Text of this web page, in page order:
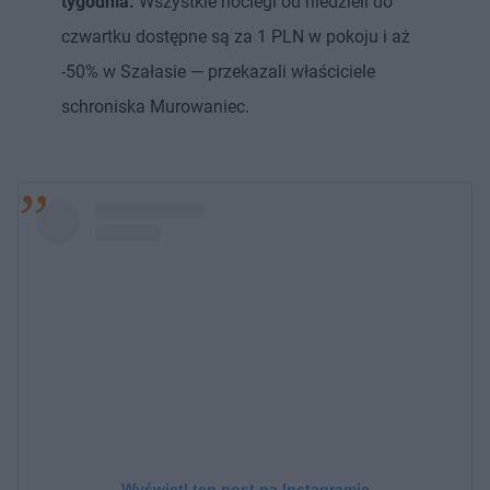
czwartku dostępne są za 1 PLN w pokoju i aż
-50% w Szałasie — przekazali właściciele
schroniska Murowaniec.